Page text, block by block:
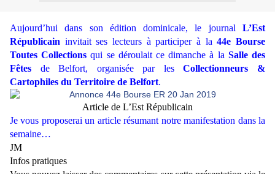
Aujourd’hui dans son édition dominicale, le journal L’Est
Républicain invitait ses lecteurs à participer à la44e Bourse
Toutes Collections qui se déroulait ce dimanche à la Salle des
Fêtes de Belfort, organisée par lesCollectionneurs &
Cartophiles du Territoire de Belfort.
Article de L’Est Républicain
Je vous proposerai un article résumant notre manifestation dans la
semaine…
JM
Infos pratiques